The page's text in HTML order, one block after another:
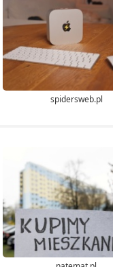
spidersweb.pl